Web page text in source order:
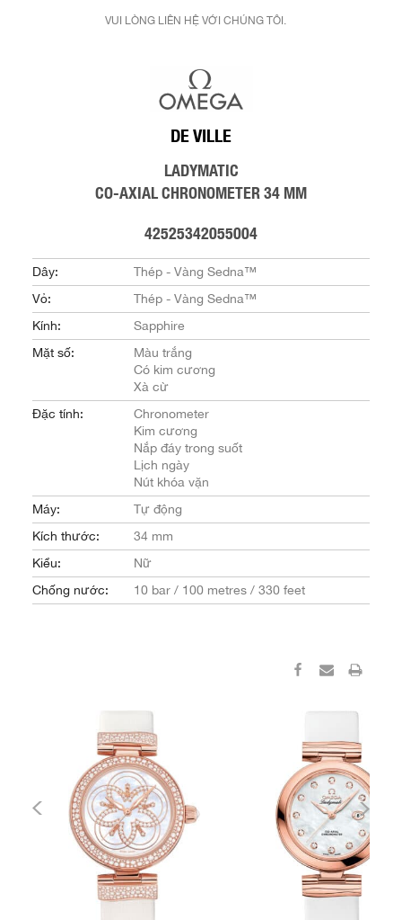
VUI LÒNG LIÊN HỆ VỚI CHÚNG TÔI.
DE VILLE
LADYMATIC
CO-AXIAL CHRONOMETER 34 MM
42525342055004
Dây:
Thép - Vàng Sedna™
Vỏ:
Thép - Vàng Sedna™
Kính:
Sapphire
Mặt số:
Màu trắng
Có kim cương
Xà cừ
Đặc tính:
Chronometer
Kim cương
Nắp đáy trong suốt
Lịch ngày
Nút khóa vặn
Máy:
Tự động
Kích thước:
34 mm
Kiểu:
Nữ
Chống nước:
10 bar / 100 metres / 330 feet